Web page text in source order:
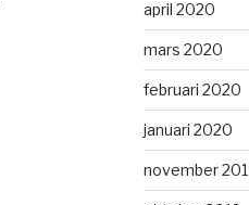
april 2020
mars 2020
februari 2020
januari 2020
november